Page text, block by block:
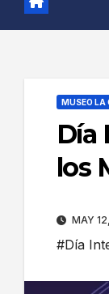
MUSEO LA
Día
los
MAY
#Día